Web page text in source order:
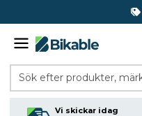
Sök efter produkter,
Vi skickar idag